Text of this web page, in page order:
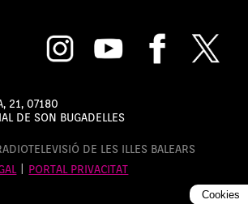
21, 07180
DE SON BUGADELLES
DE LES ILLES BALEARS
PORTAL PRIVACITAT
Cookies